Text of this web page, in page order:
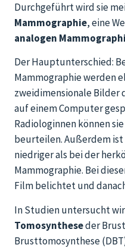
Durchgeführt wird sie
Mammographie, eine
analogen
Der Hauptunterschied:
Mammographie werden
zweidimensionale Bilder
auf einem Computer
Radiologinnen können
beurteilen. Außerdem
niedriger als bei der
Mammographie. Bei
Film belichtet und
In Studien untersucht
Tomosyntheseder
Brusttomosynthese